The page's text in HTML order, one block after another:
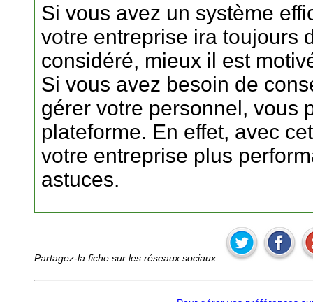
Si vous avez un système
votre entreprise ira toujours
considéré, mieux il est
Si vous avez besoin de
gérer votre personnel, vous
plateforme. En effet, avec
votre entreprise plus
astuces.
Partagez-la fiche sur les réseaux sociaux :